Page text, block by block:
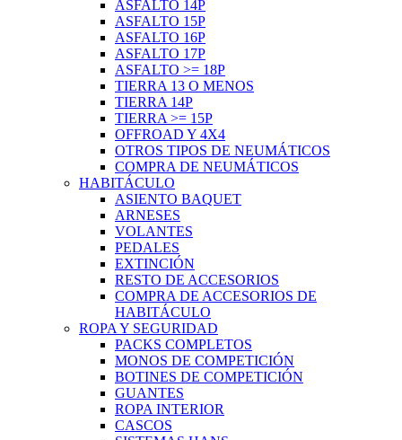
ASFALTO 14P
ASFALTO 15P
ASFALTO 16P
ASFALTO 17P
ASFALTO >= 18P
TIERRA 13 O MENOS
TIERRA 14P
TIERRA >= 15P
OFFROAD Y 4X4
OTROS TIPOS DE NEUMÁTICOS
COMPRA DE NEUMÁTICOS
HABITÁCULO
ASIENTO BAQUET
ARNESES
VOLANTES
PEDALES
EXTINCIÓN
RESTO DE ACCESORIOS
COMPRA DE ACCESORIOS DE
HABITÁCULO
ROPA Y SEGURIDAD
PACKS COMPLETOS
MONOS DE COMPETICIÓN
BOTINES DE COMPETICIÓN
GUANTES
ROPA INTERIOR
CASCOS